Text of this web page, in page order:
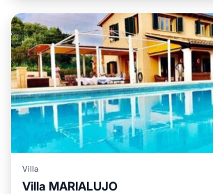
Villa
Villa MARIALUJO